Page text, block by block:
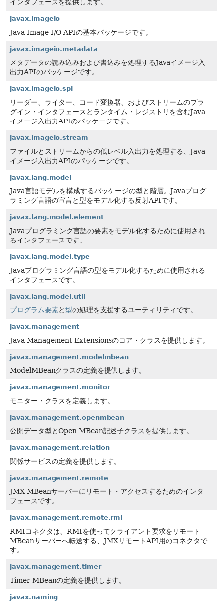
インタフェースを提供します。
javax.imageio
Java Image I/O APIの基本パッケージです。
javax.imageio.metadata
メタデータの読み込みおよび書込みを処理するJavaイメージ入
出力APIのパッケージです。
javax.imageio.spi
リーダー、ライター、コード変換器、およびストリームのプラ
グイン・インタフェースとランタイム・レジストリを含むJava
イメージ入出力APIのパッケージです。
javax.imageio.stream
ファイルとストリームからの低レベル入出力を処理する、Java
イメージ入出力APIのパッケージです。
javax.lang.model
Java言語モデルを構成するパッケージの型と階層。Javaプログ
ラミング言語の宣言と型をモデル化する反射APIです。
javax.lang.model.element
Javaプログラミング言語の要素をモデル化するために使用され
るインタフェースです。
javax.lang.model.type
Javaプログラミング言語の型をモデル化するために使用される
インタフェースです。
javax.lang.model.util
プログラム要素と型の処理を支援するユーティリティです。
javax.management
Java Management Extensionsのコア・クラスを提供します。
javax.management.modelmbean
ModelMBeanクラスの定義を提供します。
javax.management.monitor
モニター・クラスを定義します。
javax.management.openmbean
公開データ型とOpen MBean記述子クラスを提供します。
javax.management.relation
関係サービスの定義を提供します。
javax.management.remote
JMX MBeanサーバーにリモート・アクセスするためのインタ
フェースです。
javax.management.remote.rmi
RMIコネクタは、RMIを使ってクライアント要求をリモート
MBeanサーバーへ転送する、JMXリモートAPI用のコネクタで
す。
javax.management.timer
Timer MBeanの定義を提供します。
javax.naming